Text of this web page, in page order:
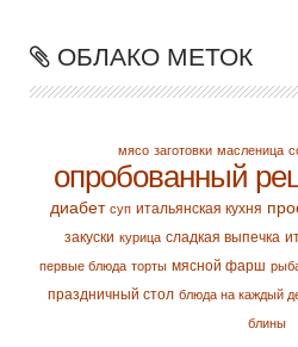
ОБЛАКО МЕТОК
мясо заготовки масленица
опробованный
диабет суп итальянская кухня
закуски курица сладкая выпечка
первые блюда торты мясной фарш
праздничный стол блюда на каждый
блины